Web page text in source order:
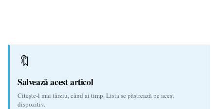
🔖
Salvează acest articol
Citește-l mai târziu, când ai timp. Lista se păstrează pe acest
dispozitiv.